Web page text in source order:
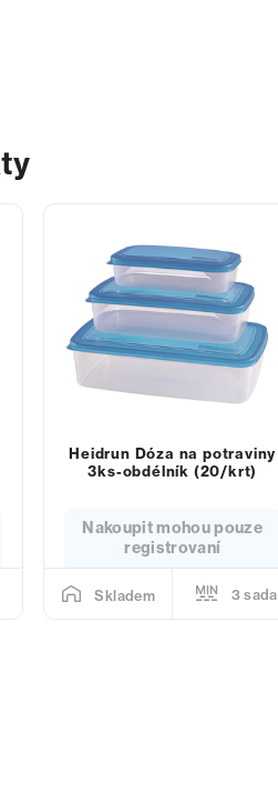
Heidrun Dóza na potraviny
3ks-obdélník (20/krt)
Nakoupit mohou pouze
registrovaní
Skladem 3 sada